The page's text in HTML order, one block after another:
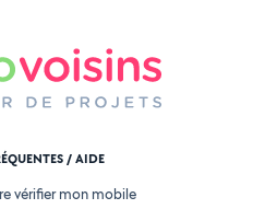
/ AIDE
vérifier mon mobile